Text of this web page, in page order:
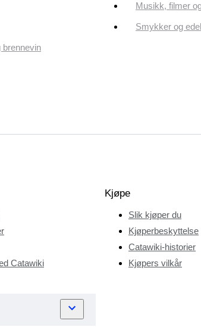
Musikk, filmer
Smykker og
brennevin
Catawiki
Kjøpe
Slik kjøper du
Kjøperbeskyttelse
Catawiki-historier
Kjøpers vilkår